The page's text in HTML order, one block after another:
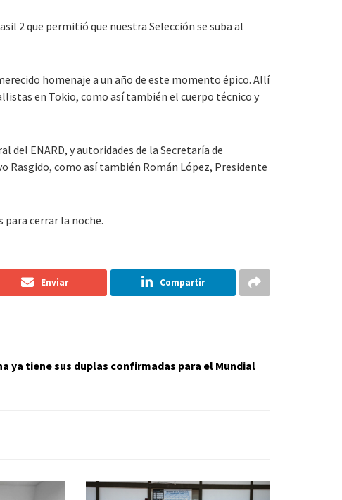
2 que permitió que nuestra Selección se suba al
homenaje a un año de este momento épico. Allí
en Tokio, como así también el cuerpo técnico y
ENARD, y autoridades de la Secretaría de
Rasgido, como así también Román López, Presidente
para cerrar la noche.
Enviar Compartir
ya tiene sus duplas confirmadas para el Mundial